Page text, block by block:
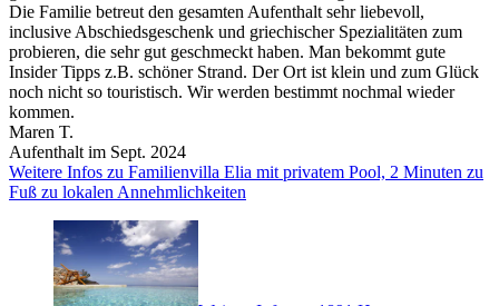
Die Familie betreut den gesamten Aufenthalt sehr liebevoll,
inclusive Abschiedsgeschenk und griechischer Spezialitäten zum
probieren, die sehr gut geschmeckt haben. Man bekommt gute
Insider Tipps z.B. schöner Strand. Der Ort ist klein und zum Glück
noch nicht so touristisch. Wir werden bestimmt nochmal wieder
kommen.
Maren T.
Aufenthalt im Sept. 2024
Weitere Infos zu Familienvilla Elia mit privatem Pool, 2 Minuten zu
Fuß zu lokalen Annehmlichkeiten